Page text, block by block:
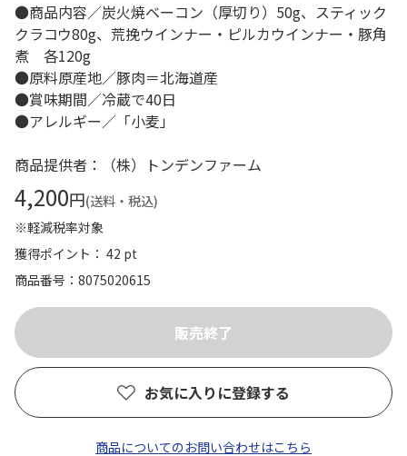
●商品内容／炭火焼ベーコン（厚切り）50g、スティック
クラコウ80g、荒挽ウインナー・ピルカウインナー・豚角
煮 各120g
●原料原産地／豚肉＝北海道産
●賞味期間／冷蔵で40日
●アレルギー／「小麦」
商品提供者：（株）トンデンファーム
4,200円(送料・税込)
※軽減税率対象
獲得ポイント： 42 pt
商品番号
8075020615
お気に入りに登録する
商品についてのお問い合わせはこちら